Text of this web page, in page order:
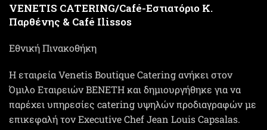
VENETIS CATERING/Café-Εστιατόριο Κ.
Παρθένης & Café Ilissos
Εθνική Πινακοθήκη
H εταιρεία Venetis Boutique Catering ανήκει στον
Όμιλο Εταιρειών ΒEΝΕΤΗ και δημιουργήθηκε για να
παρέχει υπηρεσίες catering υψηλών προδιαγραφών με
επικεφαλή τον Εxecutive Chef Jean Louis Capsalas.